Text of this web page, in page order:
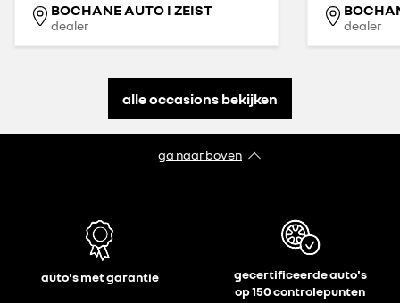
BOCHANE AUTO I ZEIST
dealer dealer
alle occasions bekijken
ga naar boven
auto's met garantie
gecertificeerde auto's
op 150 controlepunten